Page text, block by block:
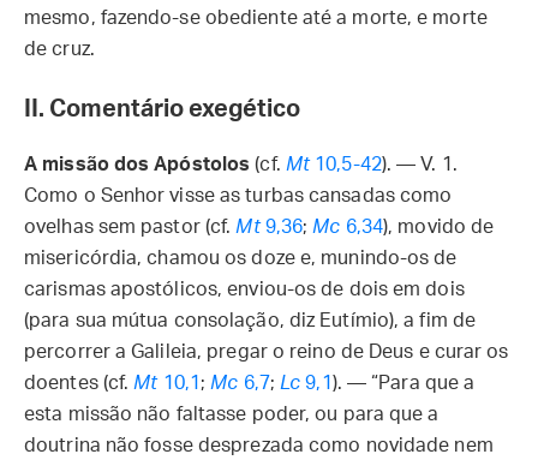
mesmo, fazendo-se obediente até a morte, e morte
de cruz.
II. Comentário exegético
A missão dos Apóstolos (cf. Mt10,5-42). — V. 1.
Como o Senhor visse as turbas cansadas como
ovelhas sem pastor (cf. Mt9,36; Mc 6,34), movido de
misericórdia, chamou os doze e, munindo-os de
carismas apostólicos, enviou-os de dois em dois
(para sua mútua consolação, diz Eutímio), a fim de
percorrer a Galileia, pregar o reino de Deus e curar os
doentes (cf. Mt10,1 ; Mc 6,7; Lc 9,1 ). — “Para que a
esta missão não faltasse poder, ou para que a
doutrina não fosse desprezada como novidade nem